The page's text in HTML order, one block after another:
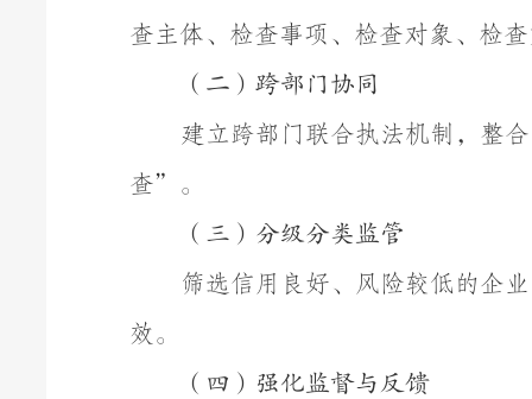
查主体、检查事项、检查对象、检
（二）跨部门协同
建立跨部门联合执法机制，整
查” 。
（三）分级分类监管
筛选信用良好、风险较低的企
效。
（四）强化监督与反馈